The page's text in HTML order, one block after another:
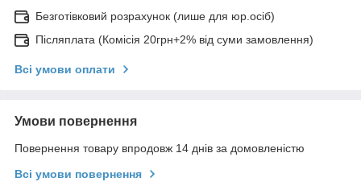
Безготівковий розрахунок (лише для юр.осіб)
Післяплата (Комісія 20грн+2% від суми замовлення)
Всі умови оплати
Умови повернення
Повернення товару впродовж 14 днів за домовленістю
Всі умови повернення